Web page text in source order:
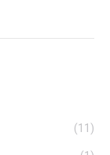
(11)